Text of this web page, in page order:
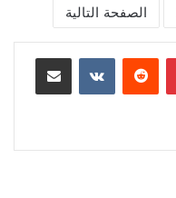
الصفحة التالية
بينتيريست مشاركة عبر البريد